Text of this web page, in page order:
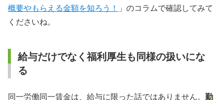
概要やもらえる金額を知ろう！
」のコラムで確認してみて
くださいね。
給与だけでなく福利厚生も同様の扱いにな
る
同一労働同一賃金は、給与に限った話ではありません。 勤